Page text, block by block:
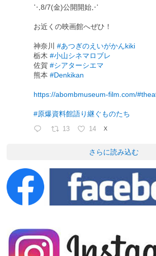
⋱8/7(金)公開開始⋰
お近くの映画館へぜひ！
神奈川#あつぎのえいがかんkiki
栃木#小山シネマロブレ
佐賀#シアターシエマ
熊本#Denkikan
https://abombmuseum-film.com/
#原爆資料館語り継ぐものたち
13 14 X
さらに読み込む